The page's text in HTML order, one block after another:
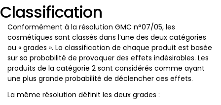
Classification
Conformément à la résolution GMC n°07/05, les
cosmétiques sont classés dans l’une des deux catégories
ou « grades ». La classification de chaque produit est basée
sur sa probabilité de provoquer des effets indésirables. Les
produits de la catégorie 2 sont considérés comme ayant
une plus grande probabilité de déclencher ces effets.
La même résolution définit les deux grades :